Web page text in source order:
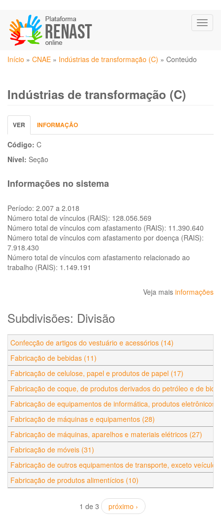
para
conteúdo
principal
Você
Início » CNAE » Indústrias de transformação (C) » Conteúdo
Indústrias de transformação (C)
Abas
primárias
VER (ABA
ATIVA)
INFORMAÇÃO
Código: C
Nível: Seção
Informações no sistema
Período: 2.007 a 2.018
Número total de vínculos (RAIS): 128.056.569
Número total de vínculos com afastamento (RAIS): 11.390.640
Número total de vínculos com afastamento por doença (RAIS):
7.918.430
Número total de vínculos com afastamento relacionado ao
trabalho (RAIS): 1.149.191
Veja mais informações
Subdivisões: Divisão
Confecção de artigos do vestuário e acessórios (14)
Fabricação de bebidas (11)
Fabricação de celulose, papel e produtos de papel (17)
Fabricação de coque, de produtos derivados do petróleo e de
Fabricação de equipamentos de informática, produtos eletrônicos
Fabricação de máquinas e equipamentos (28)
Fabricação de máquinas, aparelhos e materiais elétricos (27)
Fabricação de móveis (31)
Fabricação de outros equipamentos de transporte, exceto
Fabricação de produtos alimentícios (10)
1 de 3 próximo ›